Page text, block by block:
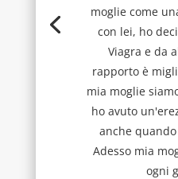
moglie come
con lei, ho
Viagra e da
rapporto è
mia moglie
ho avuto
anche
Adesso mia
ogni